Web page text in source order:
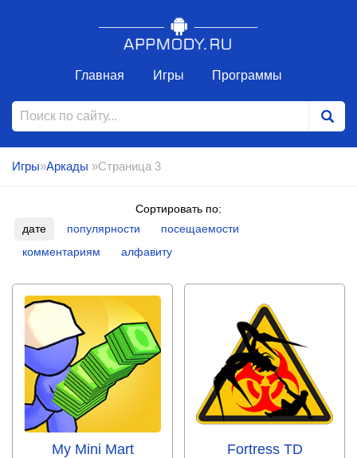
Главная Игры Программы
Игры»Аркады »Страница 3
Сортировать по:
дате
популярности
посещаемости
комментариям
алфавиту
My Mini Mart Fortress TD